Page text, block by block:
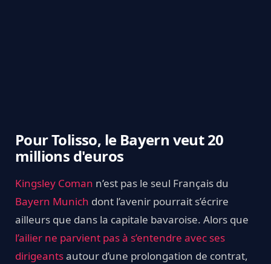
Pour Tolisso, le Bayern veut 20
millions d'euros
Kingsley Coman n’est pas le seul Français du
Bayern Munich dont l’avenir pourrait s’écrire
ailleurs que dans la capitale bavaroise. Alors que
l’ailier ne parvient pas à s’entendre avec ses
dirigeantsautour d’une prolongation de contrat,